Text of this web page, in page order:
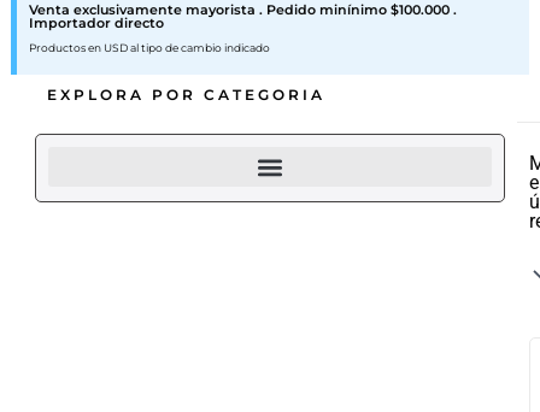
Venta exclusivamente mayorista . Pedido minínimo $100.000 .
Importador directo
Productos en USD al tipo de cambio indicado
EXPLORA POR CATEGORIA